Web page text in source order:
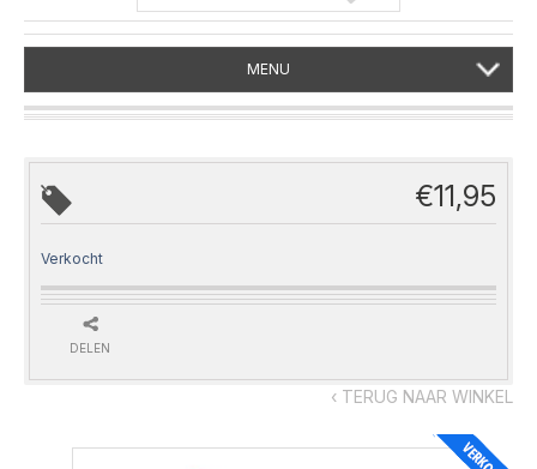
MENU
‹ TERUG NAAR WINKEL
€11,95
Verkocht
DELEN